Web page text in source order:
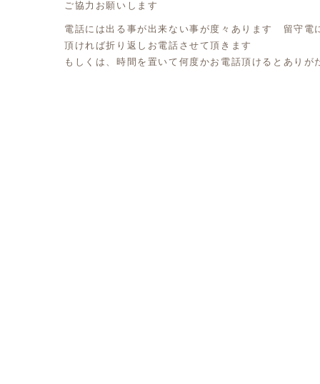
ご協力お願いします
電話には出る事が出来ない事が度々あります 留守電
頂ければ折り返しお電話させて頂きます
もしくは、時間を置いて何度かお電話頂けるとありが